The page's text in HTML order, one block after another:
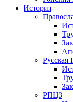
История
Русская
РПЦЗ